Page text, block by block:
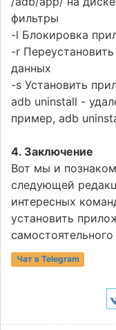
фильтры
-l Блокировка
-r
данных
-s Установить
adb uninstall -
пример, adb
4. Заключение
Вот мы и
следующей
интересных
установить
самостоятельного
Чат в Telegram